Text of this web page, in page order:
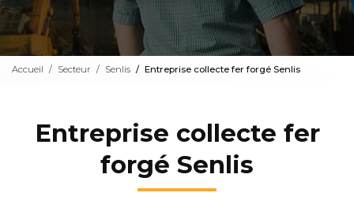
Accueil Secteur Senlis Entreprise collecte fer forgé Senlis
Entreprise collecte fer
forgé Senlis